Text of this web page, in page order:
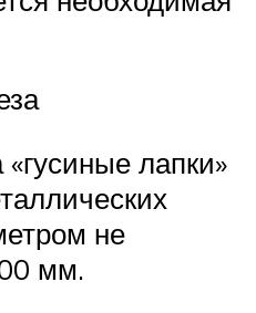
лапки»
не
мм.